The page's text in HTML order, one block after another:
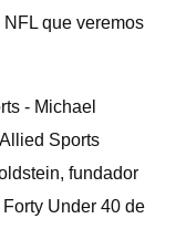
que veremos
- Michael
Sports
fundador
Under 40 de